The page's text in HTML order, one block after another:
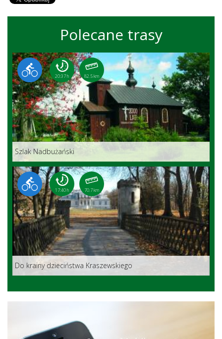
Polecane trasy
20:37 h 82.5 km
Szlak Nadbużański
17:40 h 70.7 km
Do krainy dzieciństwa Kraszewskiego